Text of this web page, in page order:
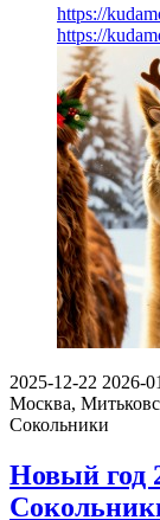
https://
https://
2025-12-22 2026-
Москва,
Сокольники
Новый год